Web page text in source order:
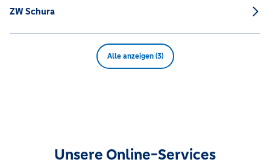
ZW Schura
Alle anzeigen (3)
Unsere Online-Services